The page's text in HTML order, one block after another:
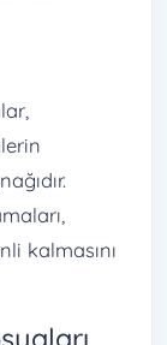
kalmasını